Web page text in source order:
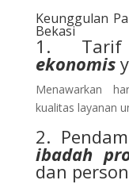
Keunggulan
Bekasi
1.
ekonomis
Menawarkan
kualitas layanan
2.
ibadah
dan